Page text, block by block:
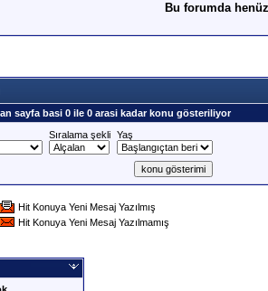
Bu forumda
sayfa basi 0 ile 0 arasi kadar konu gösteriliyor
Sıralama şekli Yaş
Hit Konuya Yeni Mesaj Yazılmış
Hit Konuya Yeni Mesaj Yazılmamış